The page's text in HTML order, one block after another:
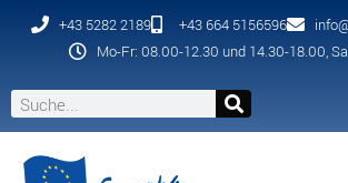
+43 5282 2189 +43 664 5156596
Mo-Fr: 08.00-12.30 und 14.30-18.00,